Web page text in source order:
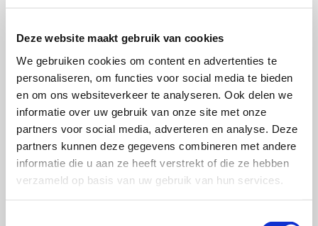
Deze website maakt gebruik van cookies
We gebruiken cookies om content en advertenties te
personaliseren, om functies voor social media te bieden
en om ons websiteverkeer te analyseren. Ook delen we
informatie over uw gebruik van onze site met onze
partners voor social media, adverteren en analyse. Deze
partners kunnen deze gegevens combineren met andere
informatie die u aan ze heeft verstrekt of die ze hebben
verzameld op basis van uw gebruik van hun services.
aan de UvA, startte Mary haar loopbaan als
wetenschappelijk medewerker van Giep Franzen, die
werd SWOCC opgericht en schreef Mary de eerste
SWOCC-publicaties. Vervolgens werkte ze gedurende
twaalf jaar bij FHV BBDO, waarvan de laatste jaren als
strategy executive en lid van het management team.
Samen met Onno Maathuis richtte zij in 2010 De
Positioneerders op. De Positioneerders ondersteunt
uiteenlopende, commerciële en not-for-profit